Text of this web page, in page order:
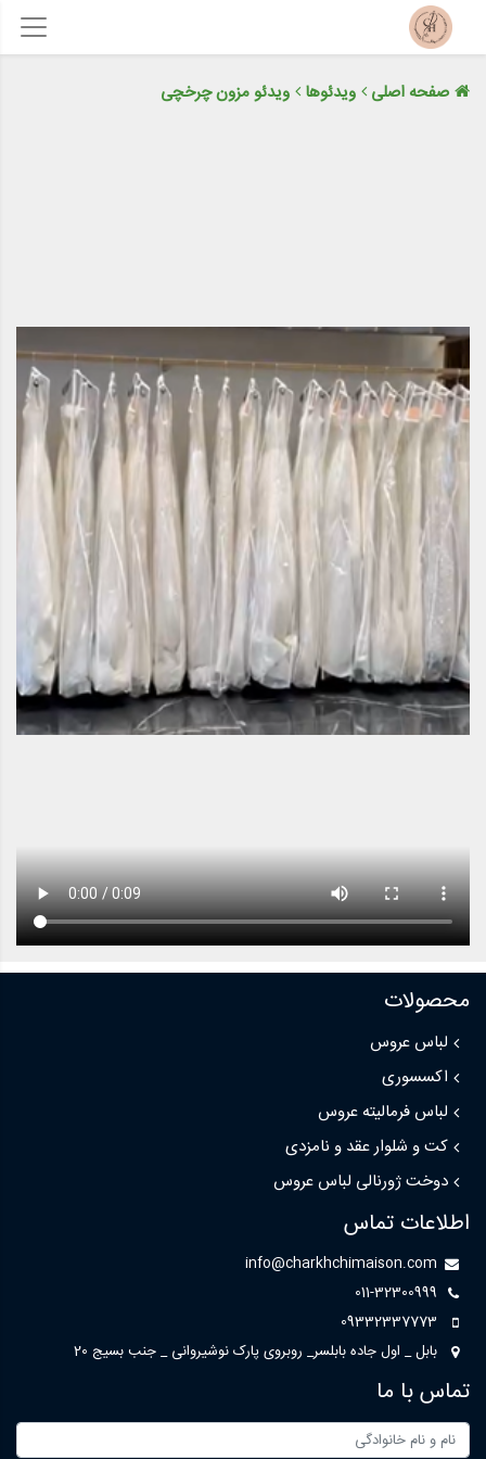
صفحه اصلی ویدئوها ویدئو مزون چرخچی
محصولات
لباس عروس
اکسسوری
لباس فرمالیته عروس
کت و شلوار عقد و نامزدی
دوخت ژورنالی لباس عروس
اطلاعات تماس
info@charkhchimaison.com
011-32300999
09332337773
بابل _ اول جاده بابلسر_ روبروی پارک نوشیروانی _ جنب بسیج 20
تماس با ما